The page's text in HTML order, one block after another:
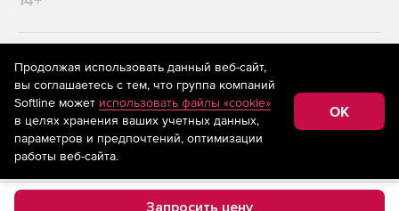
Запросить цену
На информационном ресурсе store.softline.ru применяются
рекомендательные технологии
(информационные технологии
предоставления информации на основе сбора,
систематизации и анализа сведений, относящихся к
предпочтениям пользователей сети «Интернет»,
находящихся на территории Российской Федерации)
Продолжая использовать данный веб-сайт,
вы соглашаетесь с тем, что группа компаний
Softline может использовать файлы «cookie»
в целях хранения ваших учетных данных,
параметров и предпочтений, оптимизации
работы веб-сайта.
OK